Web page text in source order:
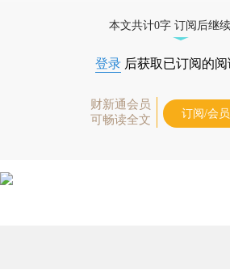
本文共计0字 订阅后继
登录 后获取已订阅的
财新通会员
可畅读全文
订阅/会